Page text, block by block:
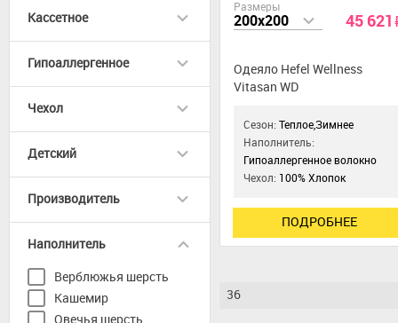
Кассетное
Гипоаллергенное
Чехол
Детский
Производитель
Наполнитель
Верблюжья шерсть
Кашемир
Овечья шерсть
Размеры
200x200 45 621
Одеяло Hefel Wellness
Vitasan WD
Сезон:Теплое,Зимнее
Наполнитель:
Гипоаллергенное волокно
Чехол: 100% Хлопок
ПОДРОБНЕЕ
36